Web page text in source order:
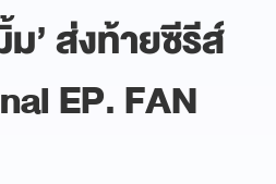
’ ส่งท้ายซีรีส์
EP. FAN